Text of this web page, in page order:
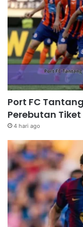
Port FC
Perebutan Tiket
4 hari ago